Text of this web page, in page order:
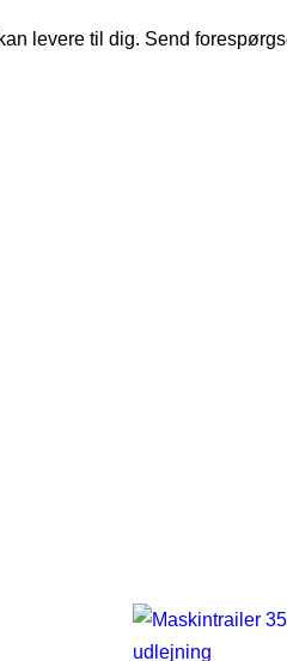
levere til dig. Send